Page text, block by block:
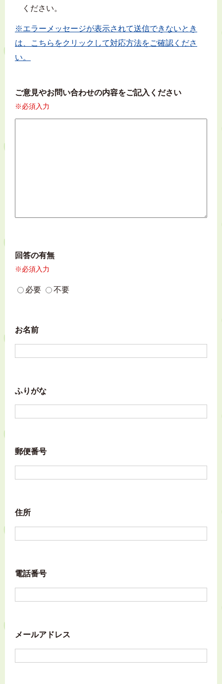
ください。
※エラーメッセージが表示されて送信できないとき
は、こちらをクリックして対応方法をご確認くださ
い。
ご意見やお問い合わせの内容をご記入ください
※必須入力
回答の有無
※必須入力
必要 不要
お名前
ふりがな
郵便番号
住所
電話番号
メールアドレス